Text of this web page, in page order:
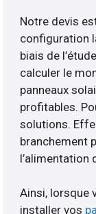
Notre devis
configuration
biais de
calculer le
panneaux
profitables.
solutions.
branchement
l’alimentation
Ainsi, lorsque
installer vos